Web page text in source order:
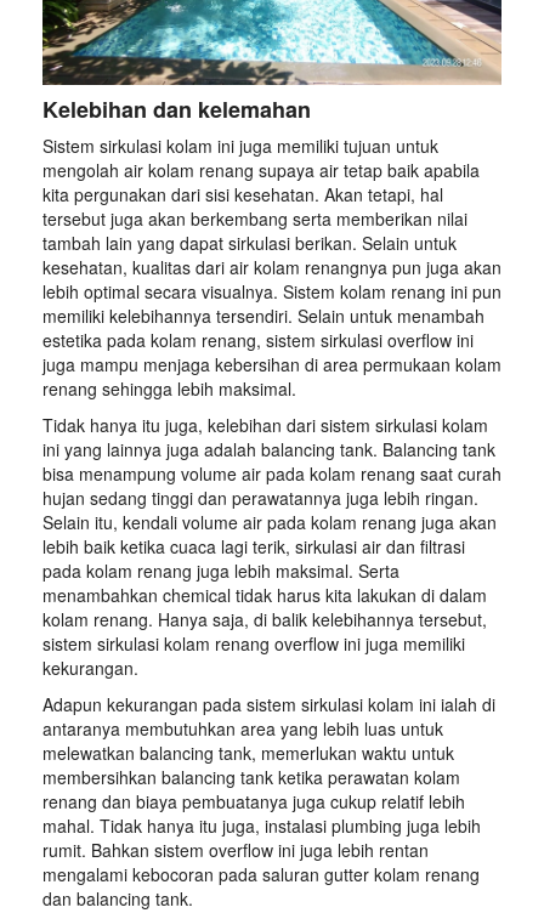
Kelebihan dan kelemahan
Sistem sirkulasi kolam ini juga memiliki tujuan untuk
mengolah air kolam renang supaya air tetap baik apabila
kita pergunakan dari sisi kesehatan. Akan tetapi, hal
tersebut juga akan berkembang serta memberikan nilai
tambah lain yang dapat sirkulasi berikan. Selain untuk
kesehatan, kualitas dari air kolam renangnya pun juga akan
lebih optimal secara visualnya. Sistem kolam renang ini pun
memiliki kelebihannya tersendiri. Selain untuk menambah
estetika pada kolam renang, sistem sirkulasi overflow ini
juga mampu menjaga kebersihan di area permukaan kolam
renang sehingga lebih maksimal.
Tidak hanya itu juga, kelebihan dari sistem sirkulasi kolam
ini yang lainnya juga adalah balancing tank. Balancing tank
bisa menampung volume air pada kolam renang saat curah
hujan sedang tinggi dan perawatannya juga lebih ringan.
Selain itu, kendali volume air pada kolam renang juga akan
lebih baik ketika cuaca lagi terik, sirkulasi air dan filtrasi
pada kolam renang juga lebih maksimal. Serta
menambahkan chemical tidak harus kita lakukan di dalam
kolam renang. Hanya saja, di balik kelebihannya tersebut,
sistem sirkulasi kolam renang overflow ini juga memiliki
kekurangan.
Adapun kekurangan pada sistem sirkulasi kolam ini ialah di
antaranya membutuhkan area yang lebih luas untuk
melewatkan balancing tank, memerlukan waktu untuk
membersihkan balancing tank ketika perawatan kolam
renang dan biaya pembuatanya juga cukup relatif lebih
mahal. Tidak hanya itu juga, instalasi plumbing juga lebih
rumit. Bahkan sistem overflow ini juga lebih rentan
mengalami kebocoran pada saluran gutter kolam renang
dan balancing tank.